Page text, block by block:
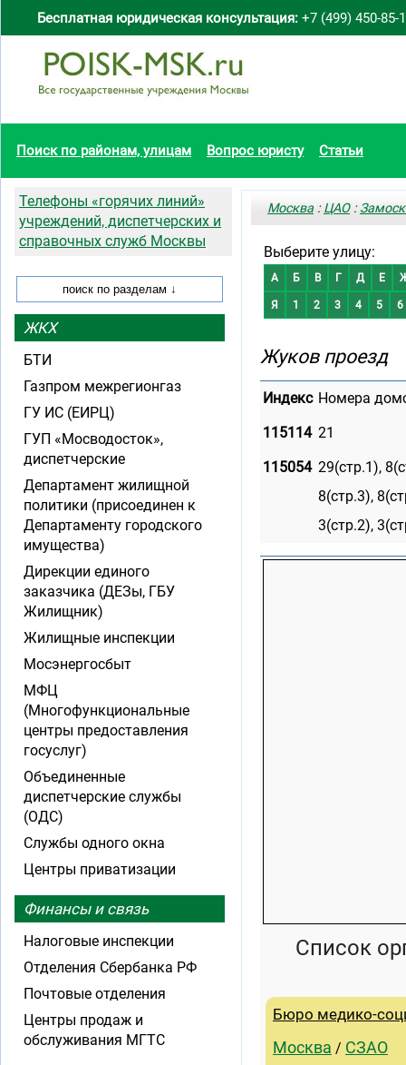
Бесплатная юридическая консультация: +7 (499) 450-85-
Поиск по районам, улицам Вопрос юристу Статьи
Москва :ЦАО:
Выберите улицу:
А Б В Г Д Е
Я 1 2 3 4 5 6
Жуков проезд
Индекс Номера
115114 21
115054 29(стр.1),
8(стр.3),
3(стр.2),
Список
Бюро медико-
Москва / СЗАО
Телефоны «горячих линий»
учреждений, диспетчерских и
справочных служб Москвы
ЖКХ
БТИ
Газпром межрегионгаз
ГУ ИС (ЕИРЦ)
ГУП «Мосводосток»,
диспетчерские
Департамент жилищной
политики (присоединен к
Департаменту городского
имущества)
Дирекции единого
заказчика (ДЕЗы, ГБУ
Жилищник)
Жилищные инспекции
Мосэнергосбыт
МФЦ
(Многофункциональные
центры предоставления
госуслуг)
Объединенные
диспетчерские службы
(ОДС)
Службы одного окна
Центры приватизации
Финансы и связь
Налоговые инспекции
Отделения Сбербанка РФ
Почтовые отделения
Центры продаж и
обслуживания МГТС